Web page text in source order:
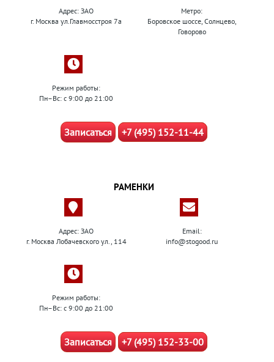
Адрес: ЗАО
г. Москва ул.Главмосстроя 7а
Метро:
Боровское шоссе, Солнцево,
Говорово
Режим работы:
Пн–Вс: с 9:00 до 21:00
Записаться +7 (495) 152-11-44
РАМЕНКИ
Адрес: ЗАО
г. Москва Лобачевского ул., 114
Email:
info@stogood.ru
Режим работы:
Пн–Вс: с 9:00 до 21:00
Записаться +7 (495) 152-33-00